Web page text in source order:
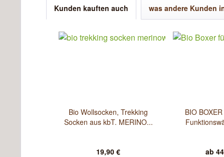
Kunden kauften auch was andere Kunden
Bio Wollsocken, Trekking
Socken aus kbT. MERINO...
19,90 €
BIO
ab